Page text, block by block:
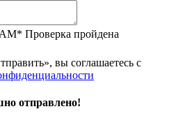
* Проверка пройдена
вы соглашаетесь с
отправлено!